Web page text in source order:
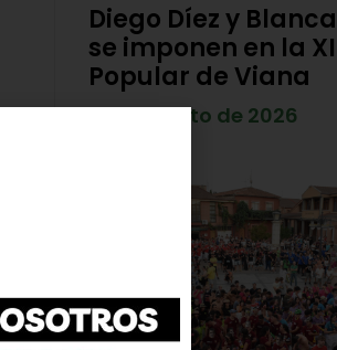
Diego Díez y
se imponen en la
Popular de Viana
4 de agosto de 2026